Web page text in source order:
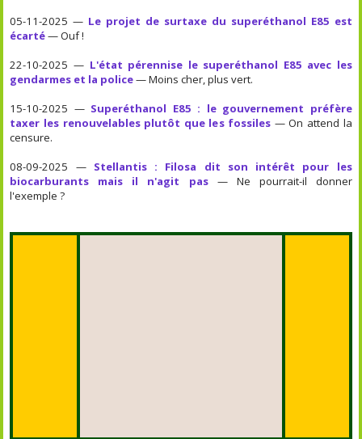
05-11-2025 — Le projet de surtaxe du superéthanol E85 est
écarté— Ouf !
22-10-2025 — L'état pérennise le superéthanol E85 avec les
gendarmes et la police— Moins cher, plus vert.
15-10-2025 — Superéthanol E85 : le gouvernement préfère
taxer les renouvelables plutôt que les fossiles — On attend la
censure.
08-09-2025 — Stellantis : Filosa dit son intérêt pour les
biocarburants mais il n'agit pas— Ne pourrait-il donner
l'exemple ?